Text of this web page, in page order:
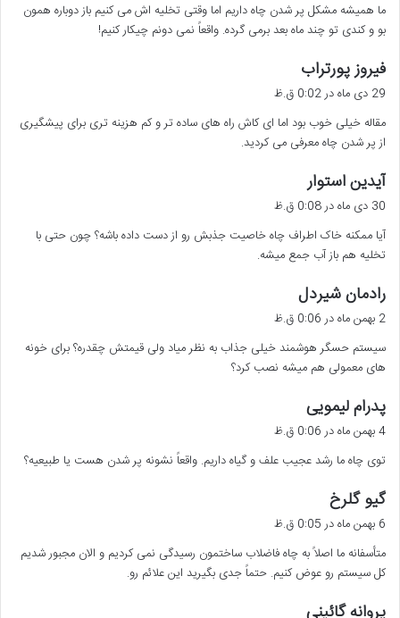
:
ما همیشه مشکل پر شدن چاه داریم اما وقتی تخلیه اش می کنیم باز دوباره همون
بو و کندی تو چند ماه بعد برمی گرده. واقعاً نمی دونم چیکار کنیم!
فیروز پورتراب
ف
ت
:
29 دی ماه در 0:02 ق.ظ
مقاله خیلی خوب بود اما ای کاش راه های ساده تر و کم هزینه تری برای پیشگیری
از پر شدن چاه معرفی می کردید.
آیدین استوار
ف
:
30 دی ماه در 0:08 ق.ظ
آیا ممکنه خاک اطراف چاه خاصیت جذبش رو از دست داده باشه؟ چون حتی با
تخلیه هم باز آب جمع میشه.
رادمان شیردل
ت
:
2 بهمن ماه در 0:06 ق.ظ
سیستم حسگر هوشمند خیلی جذاب به نظر میاد ولی قیمتش چقدره؟ برای خونه
های معمولی هم میشه نصب کرد؟
پدرام لیمویی
ف
:
4 بهمن ماه در 0:06 ق.ظ
توی چاه ما رشد عجیب علف و گیاه داریم. واقعاً نشونه پر شدن هست یا طبیعیه؟
گیو گلرخ
ت
:
6 بهمن ماه در 0:05 ق.ظ
متأسفانه ما اصلاً به چاه فاضلاب ساختمون رسیدگی نمی کردیم و الان مجبور شدیم
کل سیستم رو عوض کنیم. حتماً جدی بگیرید این علائم رو.